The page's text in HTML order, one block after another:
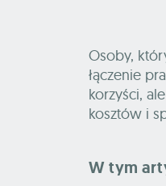
Osoby,
łączenie
korzyści,
kosztów i
W tym